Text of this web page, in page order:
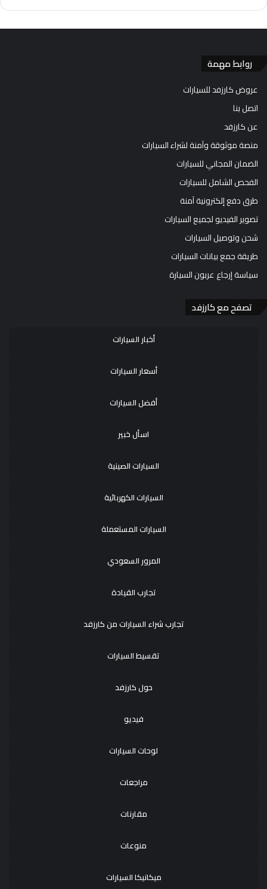
روابط مهمة
عروض كارزفد للسيارات
اتصل بنا
عن كارزفد
منصة موثوقة وآمنة لشراء السيارات
الضمان المجاني للسيارات
الفحص الشامل للسيارات
طرق دفع إلكترونية آمنة
تصوير الفيديو لجميع السيارات
شحن وتوصيل السيارات
طريقة جمع بيانات السيارات
سياسة إرجاع عربون السيارة
تصفح مع كارزفد
أخبار السيارات
أسعار السيارات
أفضل السيارات
اسأل خبير
السيارات الصينية
السيارات الكهربائية
السيارات المستعملة
المرور السعودي
تجارب القيادة
تجارب شراء السيارات من كارزفد
تقسيط السيارات
حول كارزفد
فيديو
لوحات السيارات
مراجعات
مقارنات
منوعات
ميكانيكا السيارات